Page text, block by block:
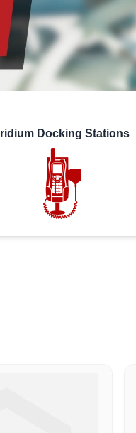
Iridium Docking Stations